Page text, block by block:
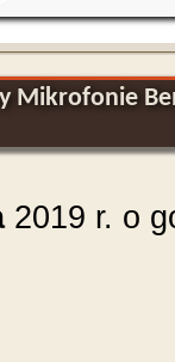
2019 r. o